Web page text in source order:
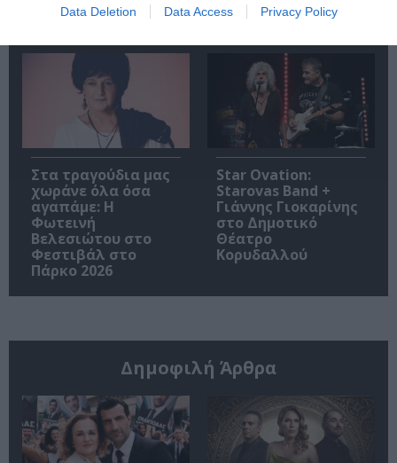
Data Deletion Data Access Privacy Policy
συναυλίες στην
Στα τραγούδια μας
χωράνε όλα όσα
αγαπάμε: Η
Φωτεινή
Βελεσιώτου στο
Φεστιβάλ στο
Πάρκο 2026
Star Ovation:
Starovas Band +
Γιάννης Γιοκαρίνης
στο Δημοτικό
Θέατρο
Κορυδαλλού
Δημοφιλή Άρθρα